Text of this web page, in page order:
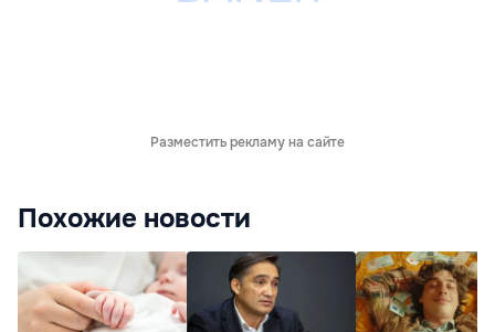
Разместить рекламу на сайте
Похожие новости